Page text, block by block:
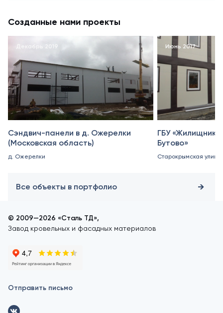
Созданные нами проекты
Декабрь 2019
Сэндвич-панели в д. Ожерелки
(Московская область)
д. Ожерелки
Июнь 2017
ГБУ «Жилищник
Бутово»
Старокрымская улица,
Все объекты в портфолио
© 2009—2026 «Сталь ТД»,
Завод кровельных и фасадных материалов
Отправить письмо